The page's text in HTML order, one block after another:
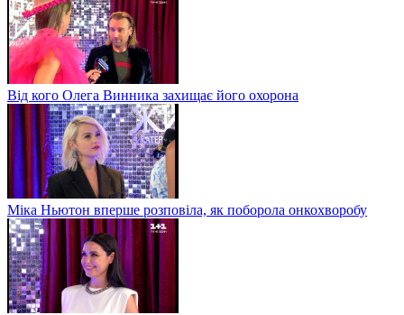
Від кого Олега Винника захищає його охорона
Міка Ньютон вперше розповіла, як поборола онкохворобу